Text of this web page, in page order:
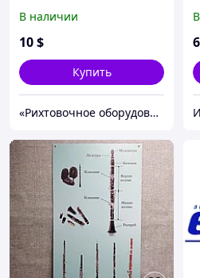
В наличии
10$
Купить
«Рихтовочное оборудование»